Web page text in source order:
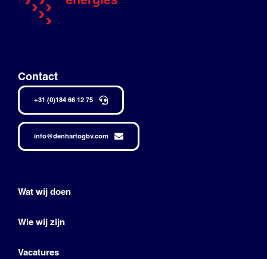
Contact
+31 (0)184 66 12 75
info@denhartogbv.com
Wat wij doen
Wie wij zijn
Vacatures